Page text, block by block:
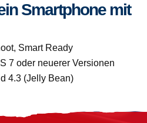
Smartphone mit
Smart Ready
7 oder neuerer Versionen
4.3 (Jelly Bean)